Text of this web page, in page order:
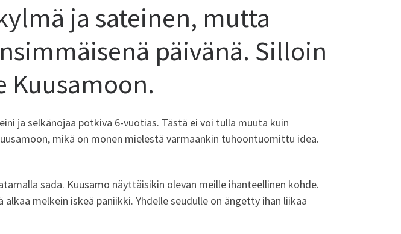
ja sateinen, mutta
päivänä. Silloin
ja selkänojaa potkiva 6-vuotias. Tästä ei voi tulla muuta kuin
mikä on monen mielestä varmaankin tuhoontuomittu idea.
sada. Kuusamo näyttäisikin olevan meille ihanteellinen kohde.
melkein iskeä paniikki. Yhdelle seudulle on ängetty ihan liikaa